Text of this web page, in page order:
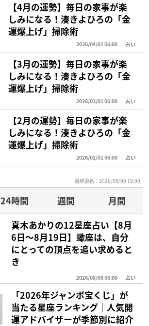
【4月の運勢】毎日の家事が楽
しみになる！湊きよひろの「金
運爆上げ」掃除術
2026/04/01 06:00 占い
【3月の運勢】毎日の家事が楽
しみになる！湊きよひろの「金
運爆上げ」掃除術
2026/03/01 06:00 占い
【2月の運勢】毎日の家事が楽
しみになる！湊きよひろの「金
運爆上げ」掃除術
2026/02/01 06:00 占い
最終更新：2026/08/09 19:00
24時間 週間
月間
真木あかりの12星座占い【8月
6日～8月19日】蠍座は、自分
にとっての頂点を追い求めると
き
2026/08/06 06:00 占い
「2026年ジャンボ宝くじ」が
当たる星座ランキング｜人気開
運アドバイザーが季節別に紹介